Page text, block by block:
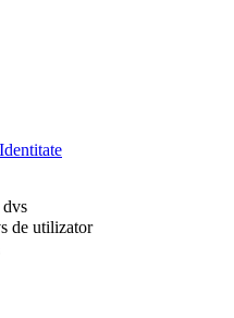
de utilizator